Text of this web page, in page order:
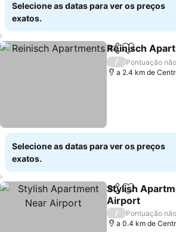
Selecione as datas para ver os preços
exatos.
PartilharAdicionar
Reinisch
/
Pontuação
a 2.4 km de
Selecione as datas para ver os preços
exatos.
PartilharAdicionar
Stylish
Airport
/
Pontuação
a 0.4 km de